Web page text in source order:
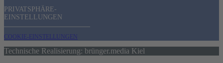
PRIVATSPHÄRE-
EINSTELLUNGEN
COOKIE-EINSTELLUNGEN
Technische Realisierung: brünger.media Kiel